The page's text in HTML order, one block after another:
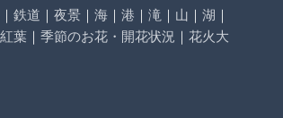
｜ 鉄道 ｜ 夜景 ｜ 海 ｜ 港 ｜ 滝 ｜ 山 ｜ 湖 ｜
紅葉 ｜ 季節のお花・開花状況 ｜ 花火大